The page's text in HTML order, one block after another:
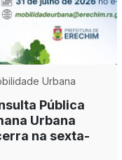
Urbana
Pública
Urbana
na sexta-